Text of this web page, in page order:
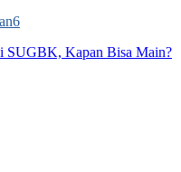
SUGBK, Kapan Bisa Main?